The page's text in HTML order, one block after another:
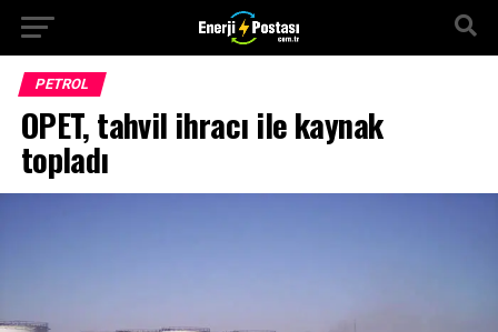
PETROL
OPET, tahvil ihracı ile kaynak
topladı